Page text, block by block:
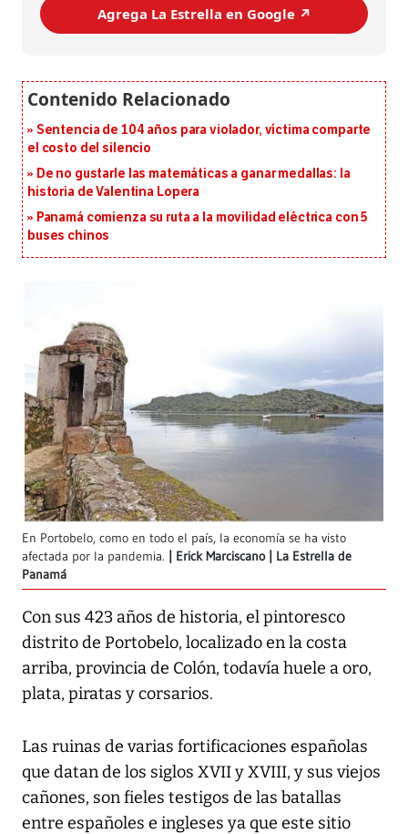
Agrega La Estrella en Google ↗️
Sentencia de 104 años para violador, víctima comparte
el costo del silencio
De no gustarle las matemáticas a ganar medallas: la
historia de Valentina Lopera
Panamá comienza su ruta a la movilidad eléctrica con 5
buses chinos
En Portobelo, como en todo el país, la economía se ha visto
afectada por la pandemia.
Erick Marciscano | La Estrella de
Panamá
Con sus 423 años de historia, el pintoresco
distrito de Portobelo, localizado en la costa
arriba, provincia de Colón, todavía huele a oro,
plata, piratas y corsarios.
Las ruinas de varias fortificaciones españolas
que datan de los siglos XVII y XVIII, y sus viejos
cañones, son fieles testigos de las batallas
entre españoles e ingleses ya que este sitio